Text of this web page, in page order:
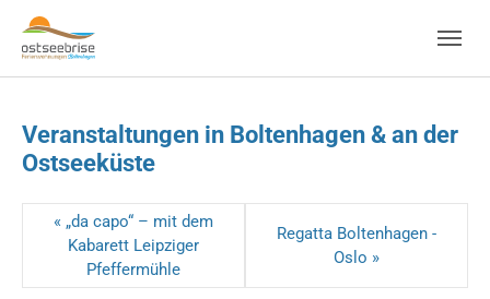
Skip to main navigation
Zum Hauptinhalt springen
Skip to page footer
Veranstaltungen in Boltenhagen & an der
Ostseeküste
« „da capo“ – mit dem
Kabarett Leipziger
Pfeffermühle
Regatta Boltenhagen -
Oslo »